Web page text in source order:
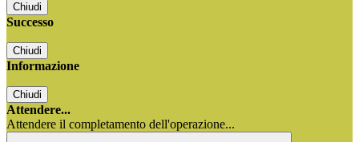
Chiudi
Successo
Chiudi
Informazione
Chiudi
Attendere...
Attendere il completamento dell'operazione...